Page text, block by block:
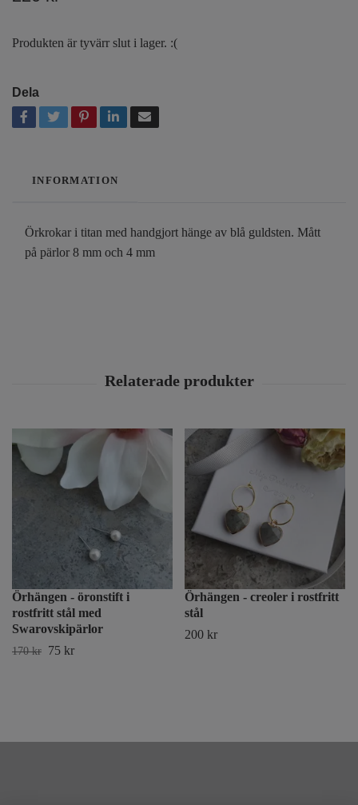
Produkten är tyvärr slut i lager. :(
Dela
INFORMATION
Örkrokar i titan med handgjort hänge av blå guldsten. Mått
på pärlor 8 mm och 4 mm
Örhängen - öronstift i
rostfritt stål med
Swarovskipärlor
170 kr 75 kr
Örhängen - creoler i rostfritt
stål
200 kr